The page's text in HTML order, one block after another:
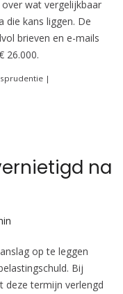
wat vergelijkbaar
die kans liggen. De
brieven en e-mails
26.000.
|
na
op te leggen
Bij
deze termijn verlengd